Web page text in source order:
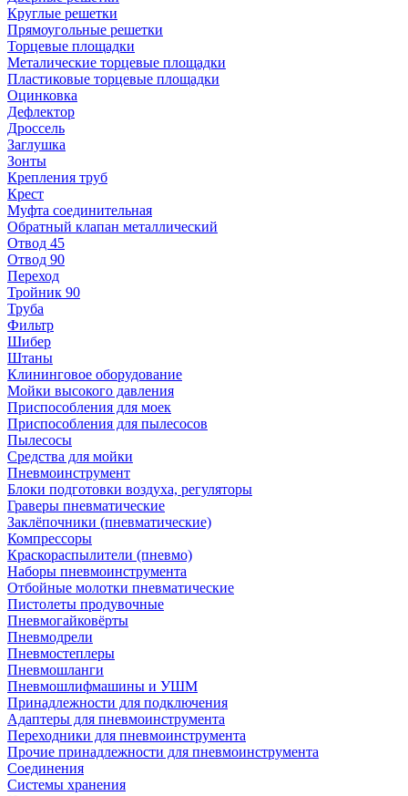
Круглые решетки
Прямоугольные решетки
Торцевые площадки
Металические торцевые площадки
Пластиковые торцевые площадки
Оцинковка
Дефлектор
Дроссель
Заглушка
Зонты
Крепления труб
Крест
Муфта соединительная
Обратный клапан металлический
Отвод 45
Отвод 90
Переход
Тройник 90
Труба
Фильтр
Шибер
Штаны
Клининговое оборудование
Мойки высокого давления
Приспособления для моек
Приспособления для пылесосов
Пылесосы
Средства для мойки
Пневмоинструмент
Блоки подготовки воздуха, регуляторы
Граверы пневматические
Заклёпочники (пневматические)
Компрессоры
Краскораспылители (пневмо)
Наборы пневмоинструмента
Отбойные молотки пневматические
Пистолеты продувочные
Пневмогайковёрты
Пневмодрели
Пневмостеплеры
Пневмошланги
Пневмошлифмашины и УШМ
Принадлежности для подключения
Адаптеры для пневмоинструмента
Переходники для пневмоинструмента
Прочие принадлежности для пневмоинструмента
Соединения
Системы хранения